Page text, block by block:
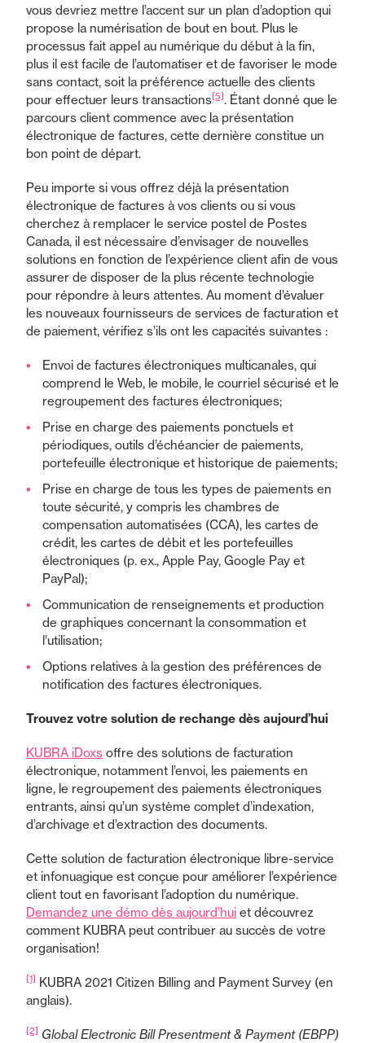
vous devriez mettre l’accent sur un plan d’adoption qui
propose la numérisation de bout en bout. Plus le
processus fait appel au numérique du début à la fin,
plus il est facile de l’automatiser et de favoriser le mode
sans contact, soit la préférence actuelle des clients
pour effectuer leurs transactions[5]. Étant donné que le
parcours client commence avec la présentation
électronique de factures, cette dernière constitue un
bon point de départ.
Peu importe si vous offrez déjà la présentation
électronique de factures à vos clients ou si vous
cherchez à remplacer le service postel de Postes
Canada, il est nécessaire d’envisager de nouvelles
solutions en fonction de l’expérience client afin de vous
assurer de disposer de la plus récente technologie
pour répondre à leurs attentes. Au moment d’évaluer
les nouveaux fournisseurs de services de facturation et
de paiement, vérifiez s’ils ont les capacités suivantes :
Envoi de factures électroniques multicanales, qui
comprend le Web, le mobile, le courriel sécurisé et le
regroupement des factures électroniques;
Prise en charge des paiements ponctuels et
périodiques, outils d’échéancier de paiements,
portefeuille électronique et historique de paiements;
Prise en charge de tous les types de paiements en
toute sécurité, y compris les chambres de
compensation automatisées (CCA), les cartes de
crédit, les cartes de débit et les portefeuilles
électroniques (p. ex., Apple Pay, Google Pay et
PayPal);
Communication de renseignements et production
de graphiques concernant la consommation et
l’utilisation;
Options relatives à la gestion des préférences de
notification des factures électroniques.
Trouvez votre solution de rechange dès aujourd’hui
KUBRA iDoxs offre des solutions de facturation
électronique, notamment l’envoi, les paiements en
ligne, le regroupement des paiements électroniques
entrants, ainsi qu’un système complet d’indexation,
d’archivage et d’extraction des documents.
Cette solution de facturation électronique libre-service
et infonuagique est conçue pour améliorer l’expérience
client tout en favorisant l’adoption du numérique.
Demandez une démo dès aujourd’hui et découvrez
comment KUBRA peut contribuer au succès de votre
organisation!
[1] KUBRA 2021 Citizen Billing and Payment Survey (en
anglais).
[2] Global Electronic Bill Presentment & Payment (EBPP)